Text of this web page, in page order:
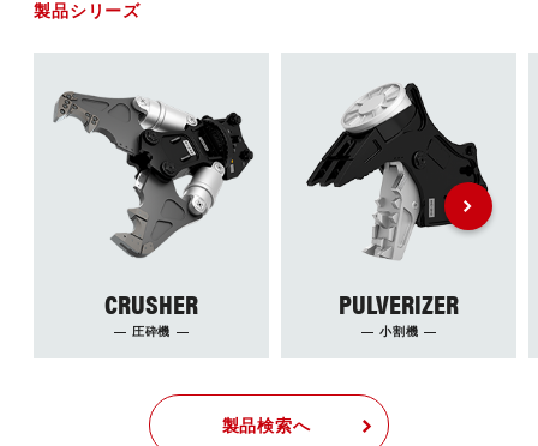
製品シリーズ
CRUSHER
圧砕機
PULVERIZER
小割機
製品検索へ